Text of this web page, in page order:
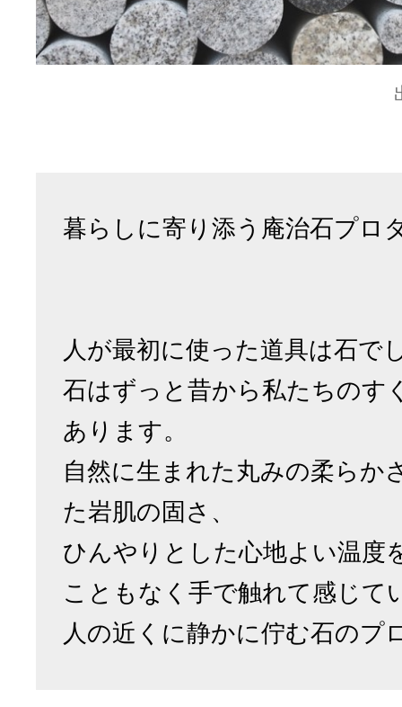
暮らしに寄り添う庵治石プロ
人が最初に使った道具は石で
石はずっと昔から私たちのす
あります。
自然に生まれた丸みの柔らか
た岩肌の固さ、
ひんやりとした心地よい温度
こともなく手で触れて感じて
人の近くに静かに佇む石のプ